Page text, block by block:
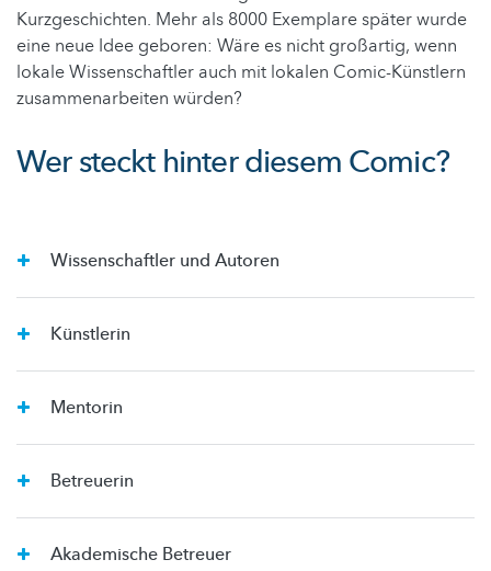
Kurzgeschichten. Mehr als 8000 Exemplare später wurde
eine neue Idee geboren: Wäre es nicht großartig, wenn
lokale Wissenschaftler auch mit lokalen Comic-Künstlern
zusammenarbeiten würden?
Wer steckt hinter diesem Comic?
Wissenschaftler und Autoren
Künstlerin
Mentorin
Betreuerin
Akademische Betreuer